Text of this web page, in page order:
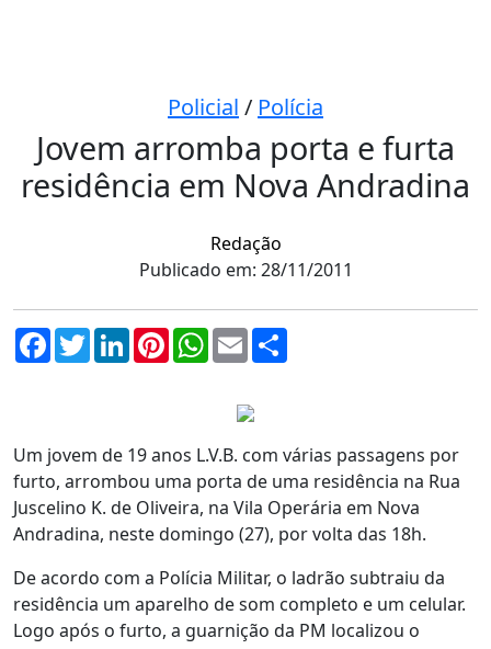
Policial / Polícia
Jovem arromba porta e furta
residência em Nova Andradina
Redação
Publicado em: 28/11/2011
Facebook
TwitterLinkedInPinterestWhatsApp
Email
Um jovem de 19 anos L.V.B. com várias passagens por
furto, arrombou uma porta de uma residência na Rua
Juscelino K. de Oliveira, na Vila Operária em Nova
Andradina, neste domingo (27), por volta das 18h.
De acordo com a Polícia Militar, o ladrão subtraiu da
residência um aparelho de som completo e um celular.
Logo após o furto, a guarnição da PM localizou o